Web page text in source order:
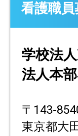
看護職
学校法
法人本
〒143-
東京都大